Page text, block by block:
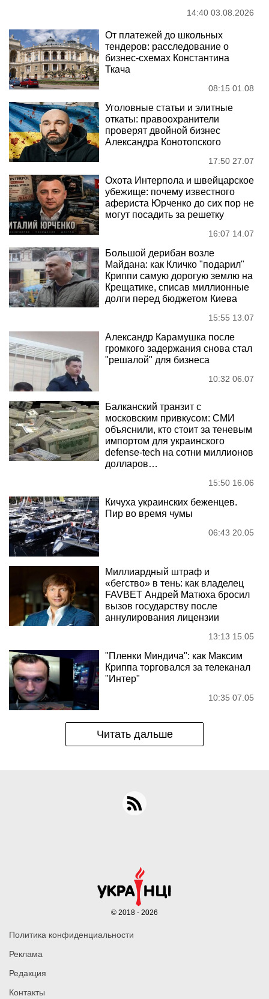
14:40 03.08.2026
От платежей до школьных
тендеров: расследование о
бизнес-схемах Константина
Ткача
08:15 01.08
Уголовные статьи и элитные
откаты: правоохранители
проверят двойной бизнес
Александра Конотопского
17:50 27.07
Охота Интерпола и швейцарское
убежище: почему известного
афериста Юрченко до сих пор не
могут посадить за решетку
16:07 14.07
Большой дерибан возле
Майдана: как Кличко "подарил"
Криппи самую дорогую землю на
Крещатике, списав миллионные
долги перед бюджетом Киева
15:55 13.07
Александр Карамушка после
громкого задержания снова стал
"решалой" для бизнеса
10:32 06.07
Балканский транзит с
московским привкусом: СМИ
объяснили, кто стоит за теневым
импортом для украинского
defense-tech на сотни миллионов
долларов…
15:50 16.06
Кичуха украинских беженцев.
Пир во время чумы
06:43 20.05
Миллиардный штраф и
«бегство» в тень: как владелец
FAVBET Андрей Матюха бросил
вызов государству после
аннулирования лицензии
13:13 15.05
"Пленки Миндича": как Максим
Криппа торговался за телеканал
"Интер"
10:35 07.05
Читать дальше
Политика конфиденциальности
Реклама
Редакция
Контакты
© 2018 - 2026